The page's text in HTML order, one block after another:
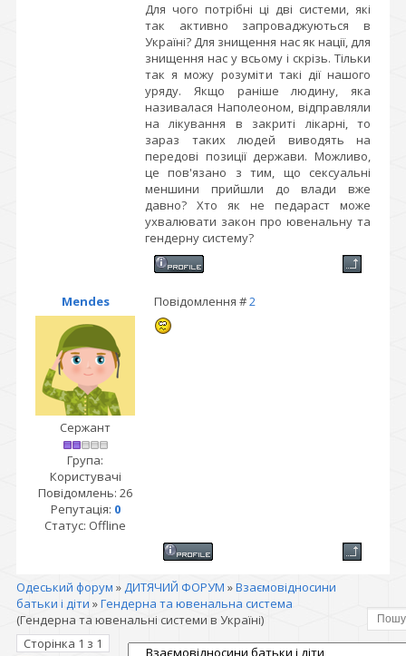
Для чого потрібні ці дві системи, які
так активно запроваджуються в
Україні? Для знищення нас як нації, для
знищення нас у всьому і скрізь. Тільки
так я можу розуміти такі дії нашого
уряду. Якщо раніше людину, яка
називалася Наполеоном, відправляли
на лікування в закриті лікарні, то
зараз таких людей виводять на
передові позиції держави. Можливо,
це пов'язано з тим, що сексуальні
меншини прийшли до влади вже
давно? Хто як не педараст може
ухвалювати закон про ювенальну та
гендерну систему?
Mendes Повідомлення #2
Сержант
Група:
Користувачі
Повідомлень: 26
Репутація: 0
Статус: Offline
Одеський форум »ДИТЯЧИЙ ФОРУМ »Взаємовідносини
батьки і діти »Гендерна та ювенальна система
(Гендерна та ювенальні системи в Україні)
Сторінка 1 з 1